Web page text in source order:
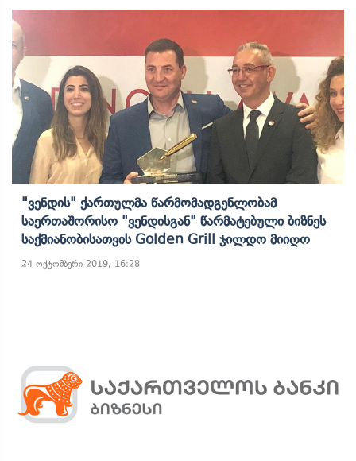
"ვენდის" Ქართულმა Წარმომადგენლობამ
Საერთაშორისო "ვენდისგან" Წარმატებული Ბიზნეს
Საქმიანობისათვის Golden Grill Ჯილდო Მიიღო
24 ოქტომბერი 2019, 16:28